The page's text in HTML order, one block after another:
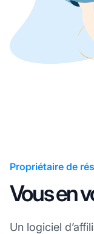
Propriétaire de
Vous en
Un logiciel